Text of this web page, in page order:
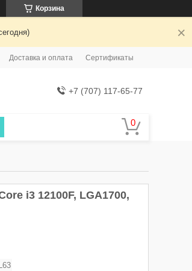
Корзина
Доставка и оплата Сертификаты
+7 (707) 117-65-77
i3 12100F, LGA1700,